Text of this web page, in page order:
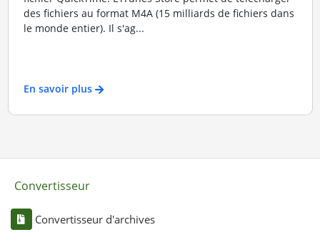
des fichiers au format M4A (15 milliards de fichiers dans
le monde entier). Il s'ag...
En savoir plus
Convertisseur
Convertisseur d'archives